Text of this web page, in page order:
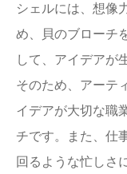
シェルには、想像
め、貝のブローチ
して、アイデアが
そのため、アーテ
イデアが大切な職
チです。また、仕
回るような忙しさ